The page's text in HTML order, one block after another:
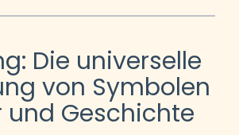
Die universelle
von Symbolen
und Geschichte